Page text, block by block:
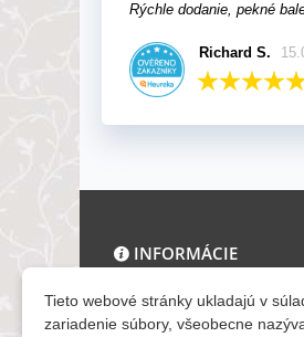
Rýchle dodanie, pekné
Richard S.
INFORMÁCIE
O nás a kontakt
Obchodné podmienky
Tieto webové stránky ukladajú v
zariadenie súbory, všeobecne